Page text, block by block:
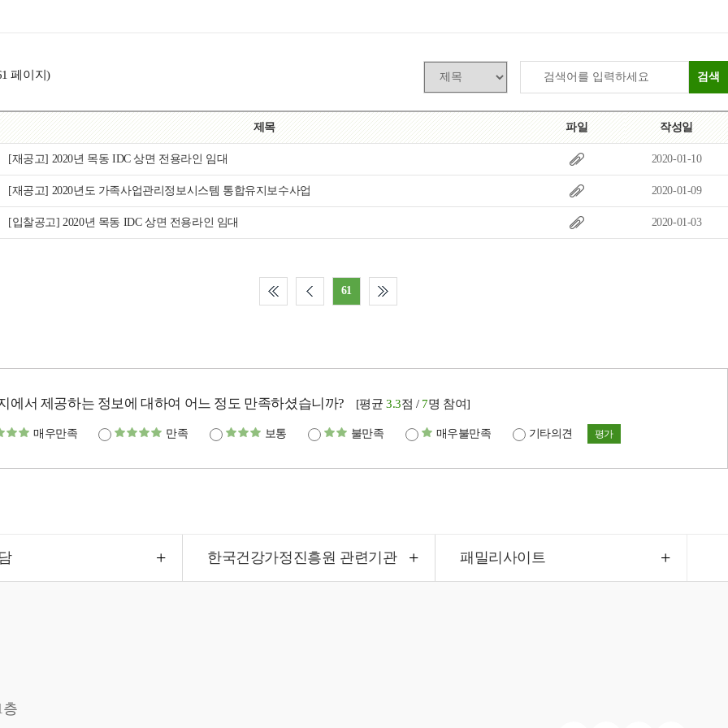
페이지) 검색
제목 파일 작성일
[재공고] 2020년 목동 IDC 상면 전용라인 임대 2020-01-10
[재공고] 2020년도 가족사업관리정보시스템 통합유지보수사업 2020-01-09
[입찰공고] 2020년 목동 IDC 상면 전용라인 임대 2020-01-03
61
에서 제공하는 정보에 대하여 어느 정도 만족하셨습니까? [평균3.3점 / 7명 참여]
매우만족 만족 보통 불만족 매우불만족 기타의견 평가
한국건강가정진흥원 관련기관 패밀리사이트